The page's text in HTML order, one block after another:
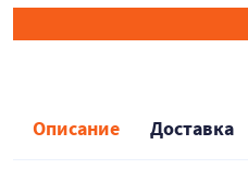
Описание Доставка